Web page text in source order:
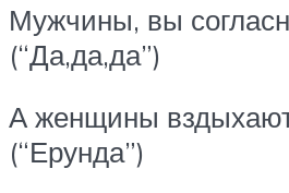
Мужчины, вы
(“Да,да,да”)
А женщины
(“Ерунда”)